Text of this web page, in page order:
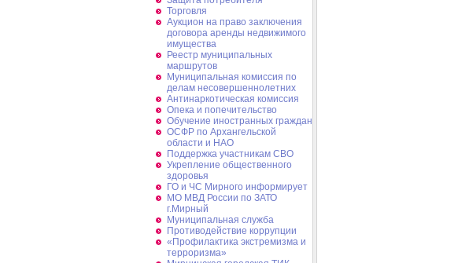
Торговля
Аукцион на право заключения
договора аренды недвижимого
имущества
Реестр муниципальных
маршрутов
Муниципальная комиссия по
делам несовершеннолетних
Антинаркотическая комиссия
Опека и попечительство
Обучение иностранных граждан
ОСФР по Архангельской
области и НАО
Поддержка участникам СВО
Укрепление общественного
здоровья
ГО и ЧС Мирного информирует
МО МВД России по ЗАТО
г.Мирный
Муниципальная cлужба
Противодействие коррупции
«Профилактика экстремизма и
терроризма»